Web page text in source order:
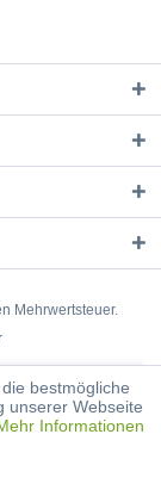
Mehrwertsteuer.
bestmögliche
unserer Webseite
Informationen